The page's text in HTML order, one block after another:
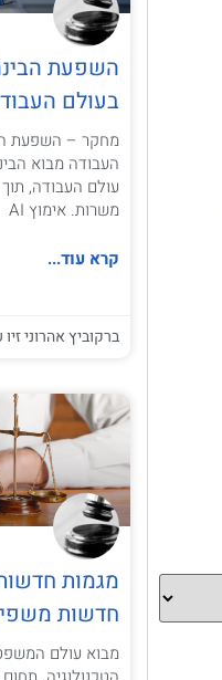
השפעת
בעולם
מחקר – השפעת
עולם העבודה, תוך
משרות. אימוץ AI
קרא עוד...
ברקוביץ אהרוני זיו
מגמות חדשות
חדשות
מבוא עולם